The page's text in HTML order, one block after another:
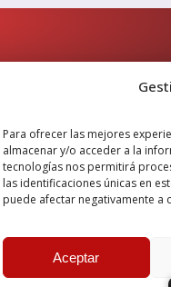
Para ofrecer las mejores
almacenar y/o acceder a la
tecnologías nos permitirá
las identificaciones únicas en
puede afectar negativamente a
Aceptar
web y presencia en
by